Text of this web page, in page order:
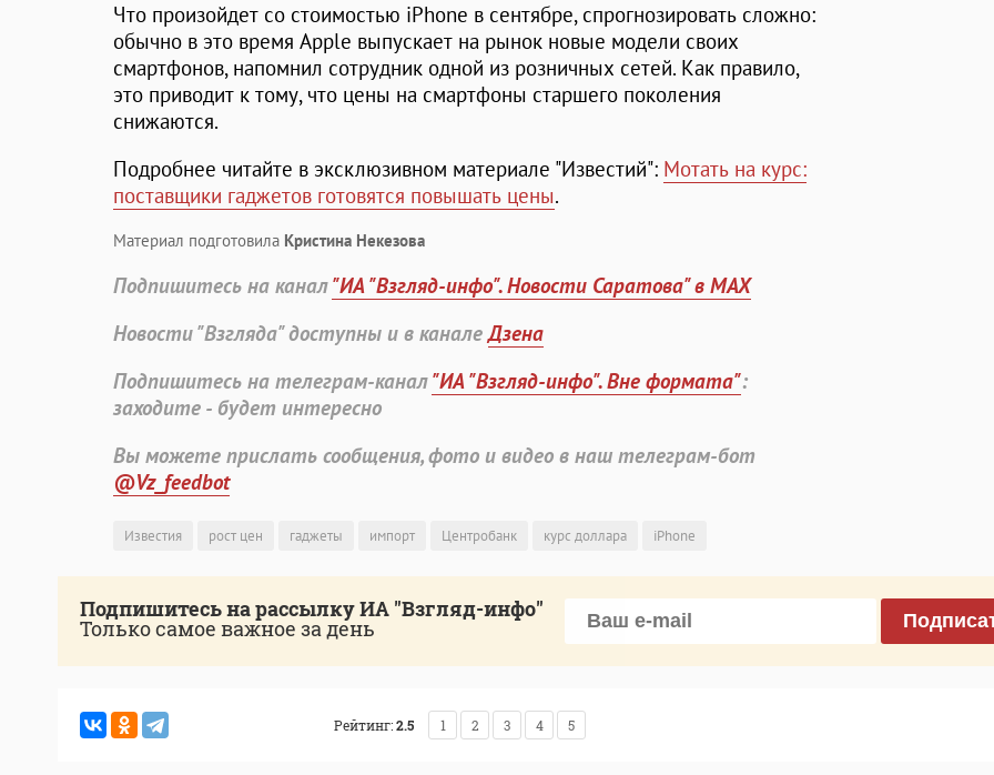
Что произойдет со стоимостью iPhone в сентябре, спрогнозировать сложно:
обычно в это время Apple выпускает на рынок новые модели своих
смартфонов, напомнил сотрудник одной из розничных сетей. Как правило,
это приводит к тому, что цены на смартфоны старшего поколения
снижаются.
Подробнее читайте в эксклюзивном материале "Известий": Мотать на курс:
поставщики гаджетов готовятся повышать цены.
Материал подготовила Кристина Некезова
Подпишитесь на канал"ИА "Взгляд-инфо". Новости Саратова" в MAX
Новости "Взгляда" доступны и в каналеДзена
Подпишитесь на телеграм-канал"ИА "Взгляд-инфо". Вне формата":
заходите - будет интересно
Вы можете прислать сообщения, фото и видео в наш телеграм-бот
@Vz_feedbot
Известия рост цен гаджеты импорт Центробанк курс доллара iPhone
Подпишитесь на рассылку ИА "Взгляд-инфо"
Только самое важное за день
Рейтинг:2.5 1 2 3 4 5